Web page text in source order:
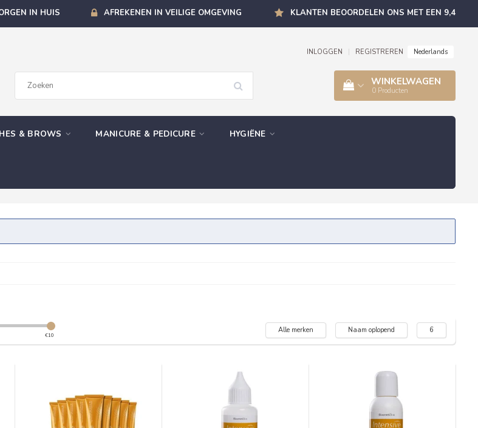
IN HUIS AFREKENEN IN VEILIGE OMGEVING KLANTEN BEOORDELEN ONS MET EEN 9,4
INLOGGEN REGISTREREN Nederlands
WINKELWAGEN
0 Producten
& BROWS MANICURE & PEDICURE HYGIËNE
€10
Alle merken Naam oplopend 6